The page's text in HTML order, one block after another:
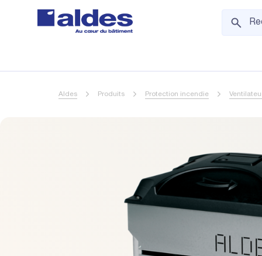
Aldes Produits Protection incendie